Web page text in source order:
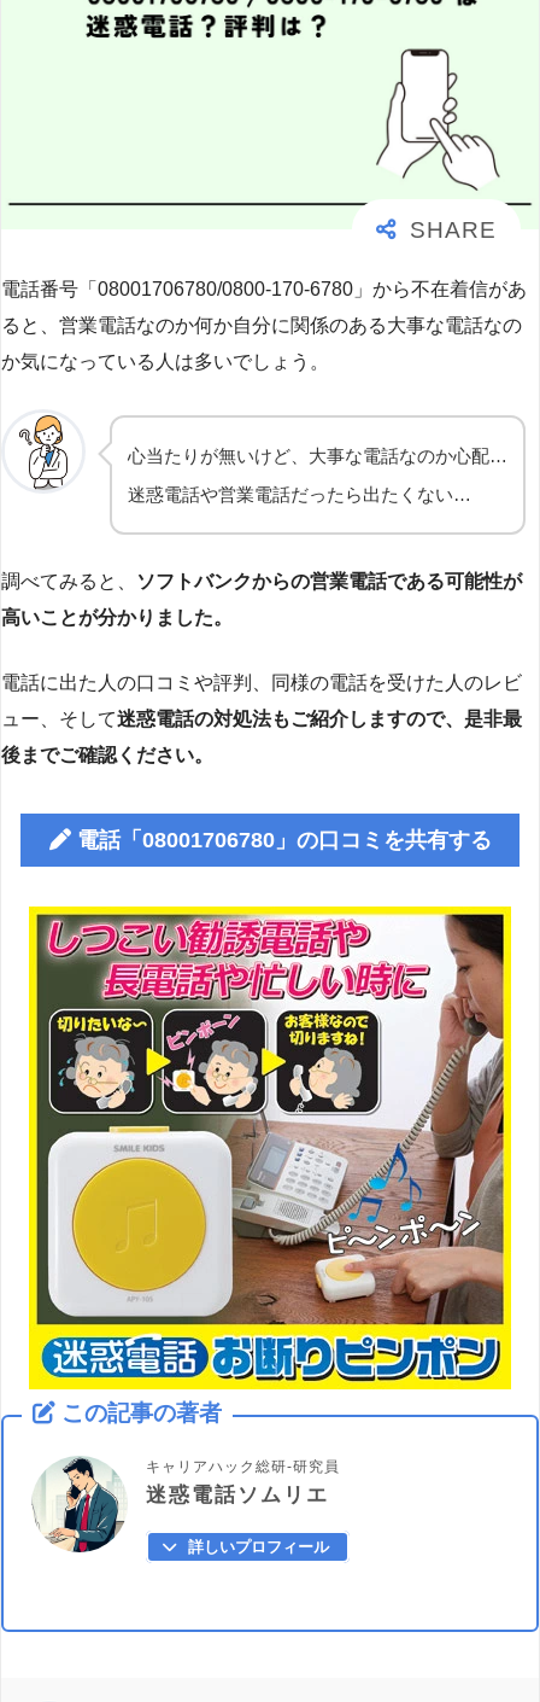
電話番号「08001706780/0800-170-6780」から不在着信があ
ると、営業電話なのか何か自分に関係のある大事な電話なの
か気になっている人は多いでしょう。
心当たりが無いけど、大事な電話なのか心配…
迷惑電話や営業電話だったら出たくない…
調べてみると、
ソフトバンクからの営業電話である可能性が
高いことが分かりました。
電話に出た人の口コミや評判、同様の電話を受けた人のレビ
ュー、そして迷惑電話の対処法もご紹介しますので、是非最
後までご確認ください。
電話「08001706780」の口コミを共有する
この記事の著者
キャリアハック総研-研究員
迷惑電話ソムリエ
詳しいプロフィール